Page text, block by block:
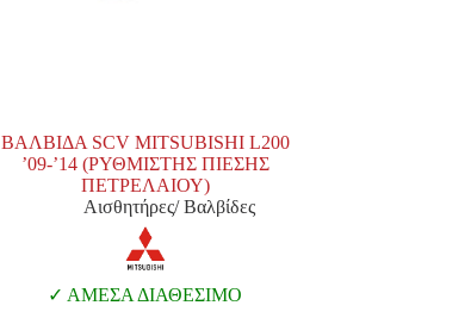
ΒΑΛΒΙΔΑ SCV MITSUBISHI L200
’09-’14 (ΡΥΘΜΙΣΤΗΣ ΠΙΕΣΗΣ
ΠΕΤΡΕΛΑΙΟΥ)
Αισθητήρες/ Βαλβίδες
ΑΜΕΣΑ ΔΙΑΘΕΣΙΜΟ